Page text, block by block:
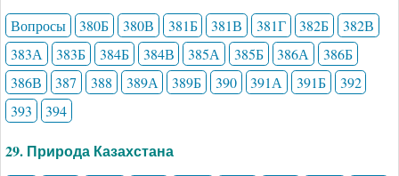
Вопросы 380Б 380В 381Б 381В 381Г 382Б
382В
383А
383Б 384Б 384В 385А 385Б 386А
386Б
386В
387 388 389А 389Б 390 391А 391Б
392
393
394
29. Природа Казахстана